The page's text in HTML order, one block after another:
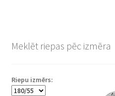
Meklēt riepas pēc izmēra
Riepu izmērs: